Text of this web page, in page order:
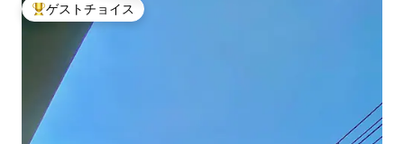
大好評のゲストチョイスです。
ゲストチョイス